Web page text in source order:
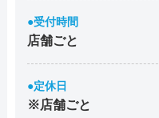
●受付時間
店舗ごと
●定休日
※店舗ごと